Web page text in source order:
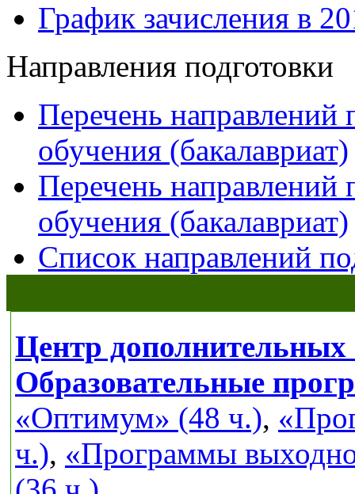
График зачисления в
Направления подготовки
Перечень
обучения (бакалавриат)
Перечень
обучения (бакалавриат)
Список направлений
Центр дополнительных
Образовательные
«Оптимум» (48 ч.),
ч.), «Программы